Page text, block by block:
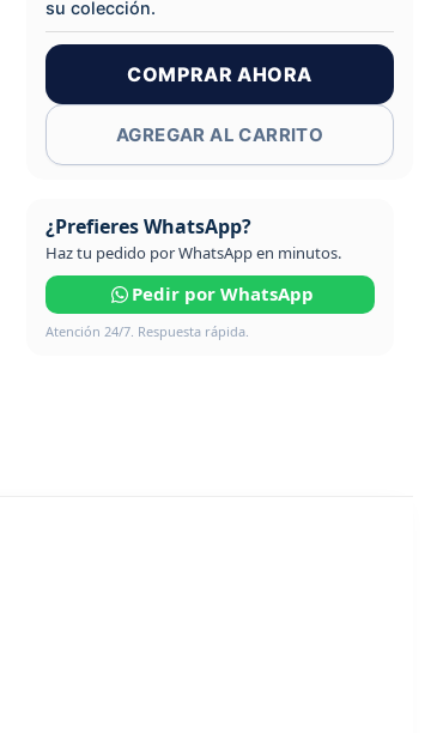
su colección.
COMPRAR AHORA
AGREGAR AL CARRITO
¿Prefieres WhatsApp?
Haz tu pedido por WhatsApp en minutos.
Pedir por WhatsApp
Atención 24/7. Respuesta rápida.